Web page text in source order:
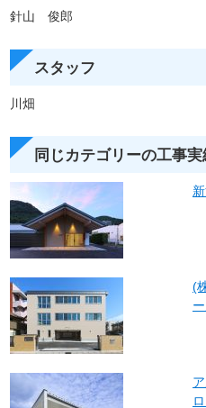
針山 俊郎
スタッフ
川畑
同じカテゴリーの工事実
(